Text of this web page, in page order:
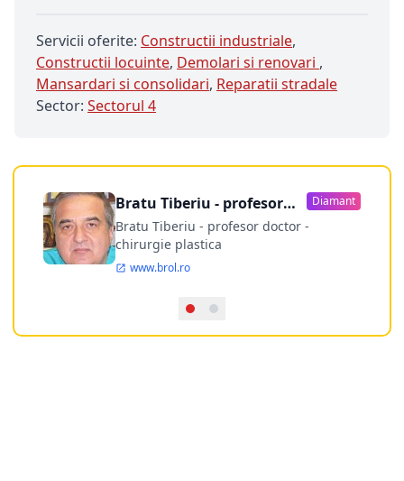
Servicii oferite: Constructii industriale,
Constructii locuinte, Demolari si renovari ,
Mansardari si consolidari, Reparatii stradale
Sector: Sectorul 4
Bratu Tiberiu - profesor
doctor
Diamant
Bratu Tiberiu - profesor doctor -
chirurgie plastica
www.brol.ro